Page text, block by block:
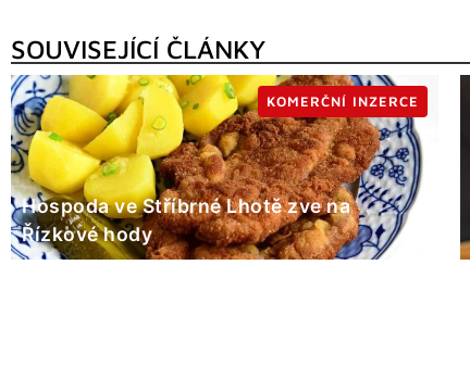
SOUVISEJÍCÍ ČLÁNKY
Hospoda ve Stříbrné Lhotě zve na
Řízkové hody
KOMERČNÍ INZERCE